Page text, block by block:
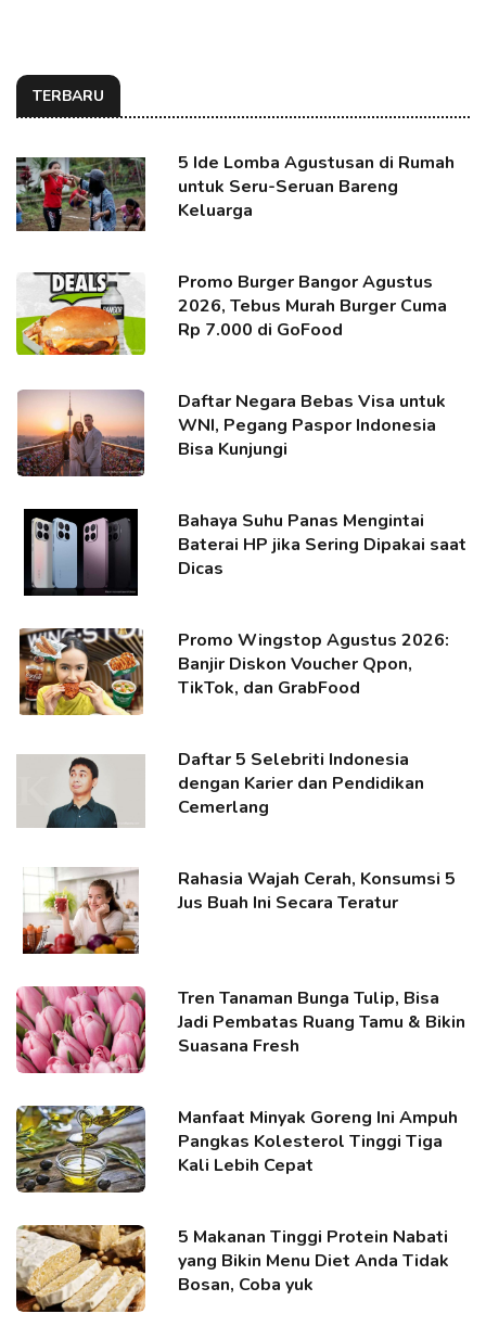
TERBARU
5 Ide Lomba Agustusan di Rumah
untuk Seru-Seruan Bareng
Keluarga
Promo Burger Bangor Agustus
2026, Tebus Murah Burger Cuma
Rp 7.000 di GoFood
Daftar Negara Bebas Visa untuk
WNI, Pegang Paspor Indonesia
Bisa Kunjungi
Bahaya Suhu Panas Mengintai
Baterai HP jika Sering Dipakai saat
Dicas
Promo Wingstop Agustus 2026:
Banjir Diskon Voucher Qpon,
TikTok, dan GrabFood
Daftar 5 Selebriti Indonesia
dengan Karier dan Pendidikan
Cemerlang
Rahasia Wajah Cerah, Konsumsi 5
Jus Buah Ini Secara Teratur
Tren Tanaman Bunga Tulip, Bisa
Jadi Pembatas Ruang Tamu & Bikin
Suasana Fresh
Manfaat Minyak Goreng Ini Ampuh
Pangkas Kolesterol Tinggi Tiga
Kali Lebih Cepat
5 Makanan Tinggi Protein Nabati
yang Bikin Menu Diet Anda Tidak
Bosan, Coba yuk